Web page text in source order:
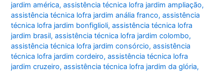
jardim américa,assistência técnica lofra jardim ampliação,
assistência técnica lofra jardim anália franco,assistência
técnica lofra jardim bonfiglioli,assistência técnica lofra
jardim brasil,assistência técnica lofra jardim colombo,
assistência técnica lofra jardim consórcio,assistência
técnica lofra jardim cordeiro,assistência técnica lofra
jardim cruzeiro,assistência técnica lofra jardim da glória,